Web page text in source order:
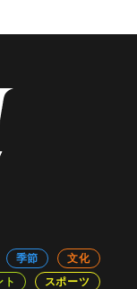
季節
文化
ト
スポーツ